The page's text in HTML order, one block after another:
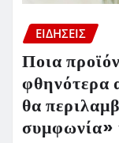
ΕΙΔΗΣΕΙΣ
Ποια
φθηνότερα
θα
συμφωνία»